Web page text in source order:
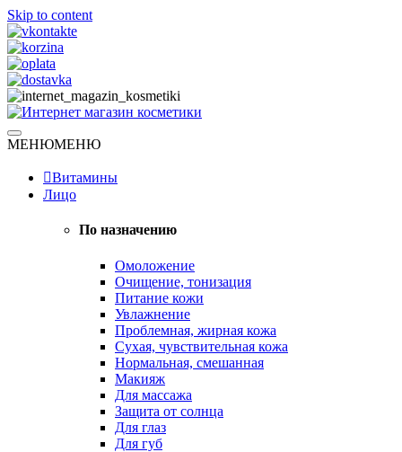
Skip to content
Интернет магазин косметики
Натуральная косметика
МЕНЮМЕНЮ
Витамины
Лицо
По назначению
Омоложение
Очищение, тонизация
Питание кожи
Увлажнение
Проблемная, жирная кожа
Сухая, чувствительная кожа
Нормальная, смешанная
Макияж
Для массажа
Защита от солнца
Для глаз
Для губ